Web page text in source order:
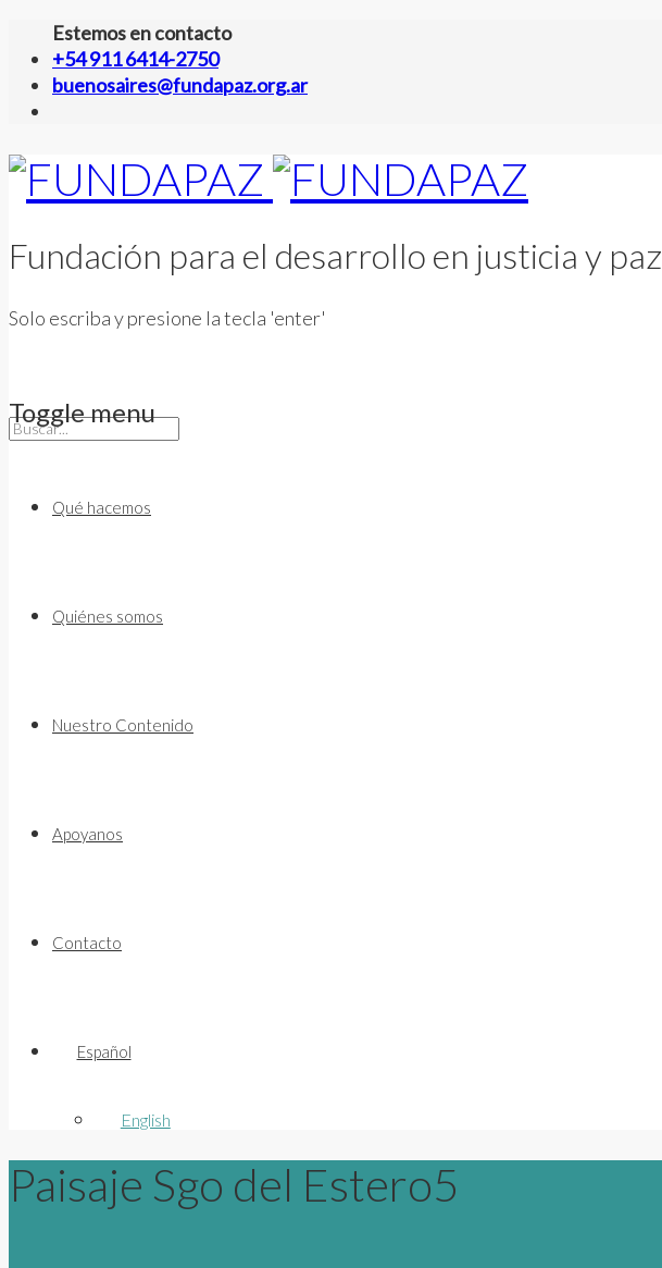
Estemos en contacto
+54 911 6414-2750
buenosaires@fundapaz.org.ar
Fundación para el desarrollo en justicia y paz
Solo escriba y presione la tecla 'enter'
Toggle menu
contentQué hacemos
Quiénes somos
Nuestro Contenido
Apoyanos
Contacto
Español
English
Paisaje Sgo del Estero5